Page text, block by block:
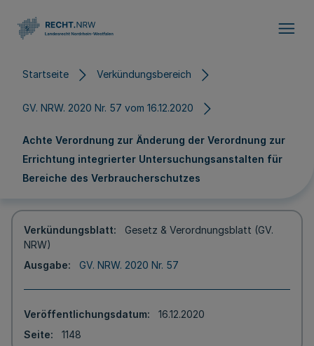
Startseite Verkündungsbereich
GV. NRW. 2020 Nr. 57 vom 16.12.2020
Achte Verordnung zur Änderung der Verordnung zur
Errichtung integrierter Untersuchungsanstalten für
Bereiche des Verbraucherschutzes
Verkündungsblatt
Gesetz & Verordnungsblatt (GV.
NRW)
Ausgabe
GV. NRW. 2020 Nr. 57
Veröffentlichungsdatum
16.12.2020
Seite
1148